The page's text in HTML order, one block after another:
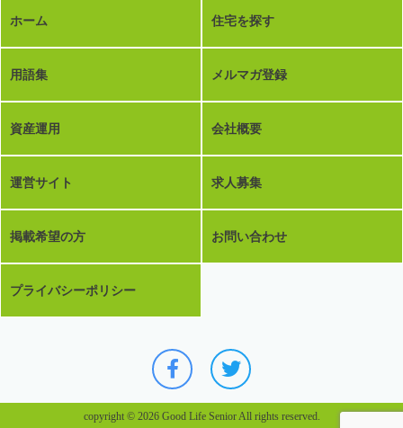
ホーム 住宅を探す
用語集 メルマガ登録
資産運用 会社概要
運営サイト 求人募集
掲載希望の方 お問い合わせ
プライバシーポリシー
copyright © 2026 Good Life Senior All rights reserved.